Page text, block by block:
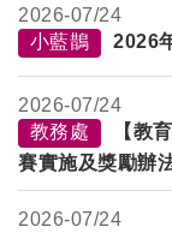
2026-07/24
小藍鵲
2026
2026-07/24
教務處
【教
賽實施及獎勵辦法
2026-07/24